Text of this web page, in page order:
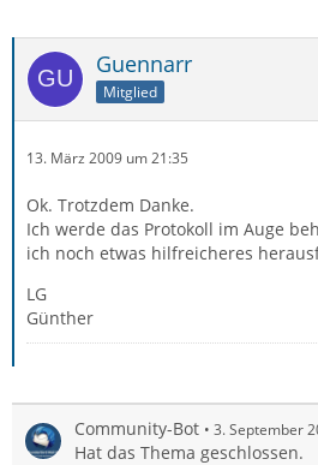
Guennarr
Mitglied
13. März 2009 um 21:35
Ok. Trotzdem Danke.
Ich werde das Protokoll im Auge
ich noch etwas hilfreicheres
LG
Günther
Community-Bot 3. September
Hat das Thema geschlossen.